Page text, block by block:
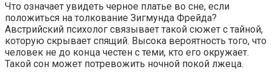
Что означает увидеть черное платье во сне, если
положиться на толкование Зигмунда Фрейда?
Австрийский психолог связывает такой сюжет с тайной,
которую скрывает спящий. Высока вероятность того, что
человек не до конца честен с теми, кто его окружает.
Такой сон может потревожить ночной покой лжеца.